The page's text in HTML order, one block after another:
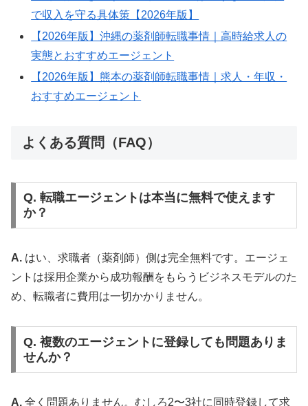
で収入を守る具体策【2026年版】
【2026年版】沖縄の薬剤師転職事情｜高時給求人の
実態とおすすめエージェント
【2026年版】熊本の薬剤師転職事情｜求人・年収・
おすすめエージェント
よくある質問（FAQ）
Q. 転職エージェントは本当に無料で使えます
か？
A. はい、求職者（薬剤師）側は完全無料です。エージェ
ントは採用企業から成功報酬をもらうビジネスモデルのた
め、転職者に費用は一切かかりません。
Q. 複数のエージェントに登録しても問題ありま
せんか？
A. 全く問題ありません。むしろ2〜3社に同時登録して求